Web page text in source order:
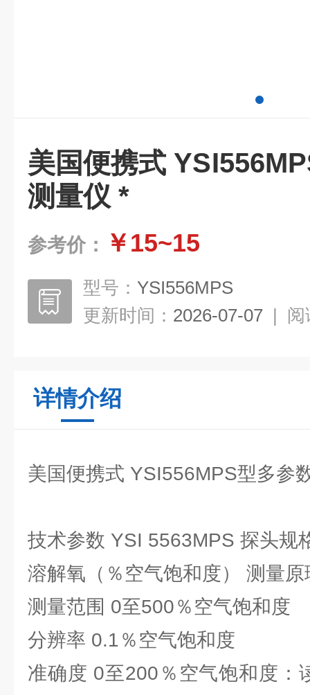
美国便携式
测量仪 *
参考价： ￥15~15
型号： YSI556MPS
更新时间： 2026-07-07 | 阅
详情介绍
美国便携式 YSI556MPS型多参
技术参数 YSI 5563MPS 探头规
溶解氧（％空气饱和度） 测量
测量范围 0至500％空气饱和度
分辨率 0.1％空气饱和度
准确度 0至200％空气饱和度：